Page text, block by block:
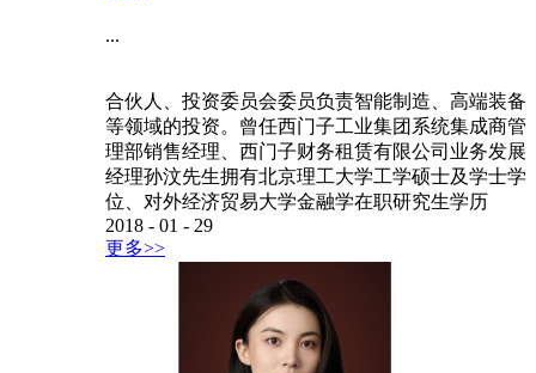
...
合伙人、投资委员会委员负责智能制造、高端装备
等领域的投资。曾任西门子工业集团系统集成商管
理部销售经理、西门子财务租赁有限公司业务发展
经理孙汶先生拥有北京理工大学工学硕士及学士学
位、对外经济贸易大学金融学在职研究生学历
2018 - 01 - 29
更多>>